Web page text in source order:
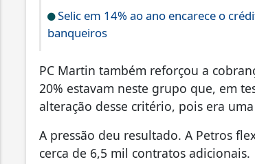
Selic em 14% ao ano encarece o
banqueiros
PC Martin também reforçou a
20% estavam neste grupo que, em
alteração desse critério, pois era
A pressão deu resultado. A Petros
cerca de 6,5 mil contratos adicionais.